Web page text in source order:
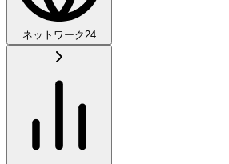
ネットワーク24